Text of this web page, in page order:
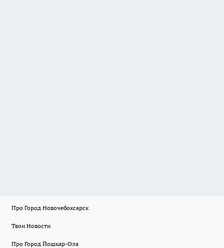
Про Город Новочебоксарск
Твои Новости
Про Город Йошкар-Ола